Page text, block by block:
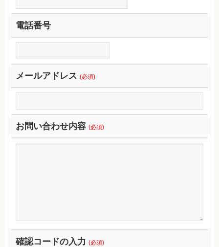
電話番号
メールアドレス (必須)
お問い合わせ内容 (必須)
確認コードの入力(必須)